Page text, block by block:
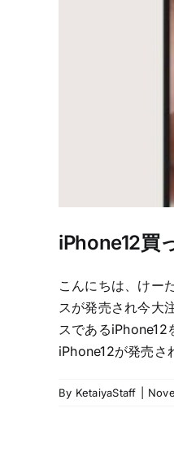
iPhone12買
こんにちは、けー
スが発売され今大
スであるiPhone12
iPhone12が発売さ
By KetaiyaStaff